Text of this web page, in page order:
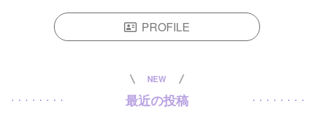
PROFILE
NEW
最近の投稿